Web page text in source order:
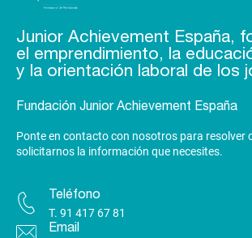
Junior Achievement España,
el emprendimiento, la
y la orientación laboral de los
Fundación Junior Achievement España
Ponte en contacto con nosotros para resolver
solicitarnos la información que necesites.
Teléfono
T. 91 417 67 81
Email